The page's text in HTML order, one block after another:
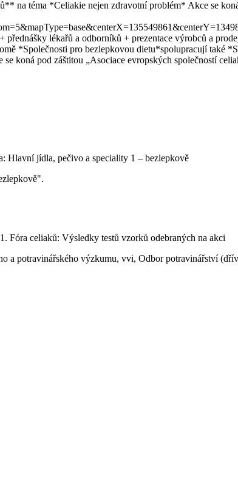
na téma *Celiakie nejen zdravotní problém* Akce se
lékařů a odborníků + prezentace výrobců a
*Společnosti pro bezlepkovou dietu*spolupracují také
koná pod záštitou „Asociace evropských společností
a potravinářského výzkumu, vvi, Odbor potravinářství